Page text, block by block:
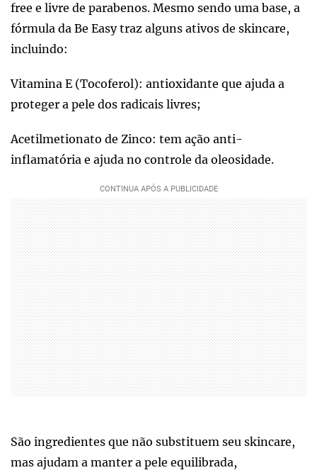
free e livre de parabenos. Mesmo sendo uma base, a
fórmula da Be Easy traz alguns ativos de skincare,
incluindo:
Vitamina E (Tocoferol): antioxidante que ajuda a
proteger a pele dos radicais livres;
Acetilmetionato de Zinco: tem ação anti-
inflamatória e ajuda no controle da oleosidade.
São ingredientes que não substituem seu skincare,
mas ajudam a manter a pele equilibrada,